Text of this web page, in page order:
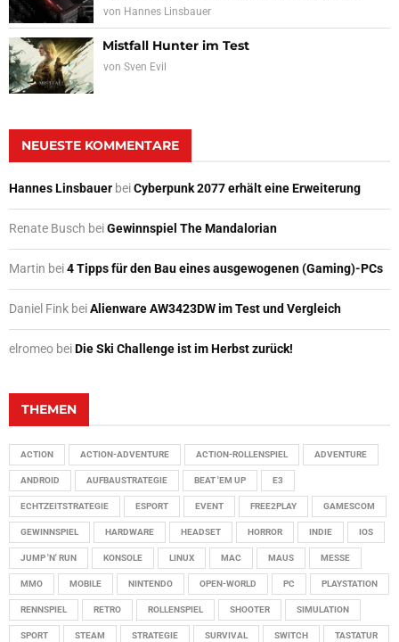
von Hannes Linsbauer
Mistfall Hunter im Test
von Sven Evil
NEUESTE KOMMENTARE
Hannes Linsbauer beiCyberpunk 2077 erhält eine Erweiterung
Renate Busch beiGewinnspiel The Mandalorian
Martin bei4 Tipps für den Bau eines ausgewogenen (Gaming)-PCs
Daniel Fink beiAlienware AW3423DW im Test und Vergleich
elromeo beiDie Ski Challenge ist im Herbst zurück!
THEMEN
ACTION ACTION-ADVENTURE ACTION-ROLLENSPIEL ADVENTURE
ANDROID AUFBAUSTRATEGIE BEAT 'EM UP E3
ECHTZEITSTRATEGIE ESPORT EVENT FREE2PLAY GAMESCOM
GEWINNSPIEL HARDWARE HEADSET HORROR INDIE IOS
JUMP 'N' RUN KONSOLE LINUX MAC MAUS MESSE
MMO MOBILE NINTENDO OPEN-WORLD PC PLAYSTATION
RENNSPIEL RETRO ROLLENSPIEL SHOOTER SIMULATION
SPORT STEAM STRATEGIE SURVIVAL SWITCH TASTATUR